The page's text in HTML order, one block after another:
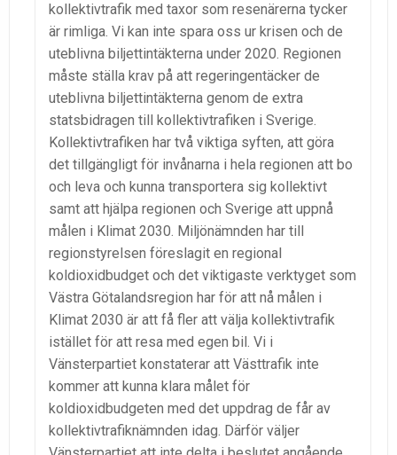
kollektivtrafik med taxor som resenärerna tycker
är rimliga. Vi kan inte spara oss ur krisen och de
uteblivna biljettintäkterna under 2020. Regionen
måste ställa krav på att regeringentäcker de
uteblivna biljettintäkterna genom de extra
statsbidragen till kollektivtrafiken i Sverige.
Kollektivtrafiken har två viktiga syften, att göra
det tillgängligt för invånarna i hela regionen att bo
och leva och kunna transportera sig kollektivt
samt att hjälpa regionen och Sverige att uppnå
målen i Klimat 2030. Miljönämnden har till
regionstyrelsen föreslagit en regional
koldioxidbudget och det viktigaste verktyget som
Västra Götalandsregion har för att nå målen i
Klimat 2030 är att få fler att välja kollektivtrafik
istället för att resa med egen bil. Vi i
Vänsterpartiet konstaterar att Västtrafik inte
kommer att kunna klara målet för
koldioxidbudgeten med det uppdrag de får av
kollektivtrafiknämnden idag. Därför väljer